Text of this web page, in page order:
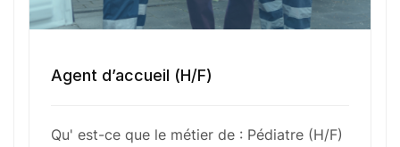
Votre CV
Agent d’accueil (H/F)
Qu' est-ce que le métier de : Pédiatre (H/F)